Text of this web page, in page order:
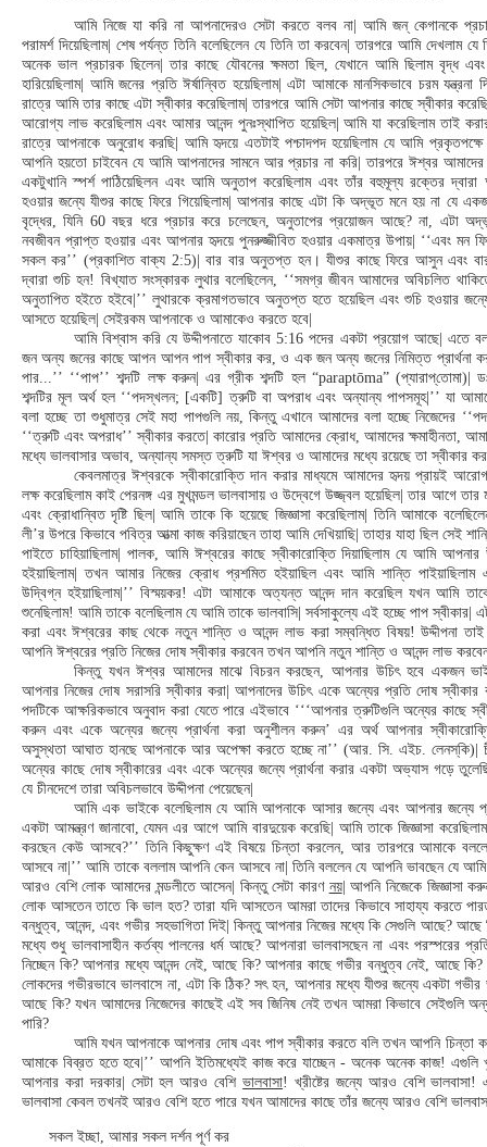
আমি নিজে যা করি না আপনাদেরও সেটা করতে বলব না| আমি জন্ কেগানকে
পরামর্শ দিয়েছিলাম| শেষ পর্যন্ত তিনি বলেছিলেন যে তিনি তা করবেন| তারপরে আমি দেখলাম
অনেক ভাল প্রচারক ছিলেন| তার কাছে যৌবনের ক্ষমতা ছিল, যেখানে আমি ছিলাম বৃদ্ধ
হারিয়েছিলাম| আমি জনের প্রতি ঈর্ষান্বিত হয়েছিলাম| এটা আমাকে মানসিকভাবে চরম যন্ত্রনা
রাত্রে আমি তার কাছে এটা স্বীকার করেছিলাম| তারপরে আমি সেটা আপনার কাছে স্বীকার
আরোগ্য লাভ করেছিলাম এবং আমার আনন্দ পুনঃস্থাপিত হয়েছিল| আমি যা করেছিলাম তাই
রাত্রে আপনাকে অনুরোধ করছি| আমি হৃদয়ে এতটাই পশ্চাদপদ হয়েছিলাম যে আমি প্রকৃতপক্ষে
আপনি হয়তো চাইবেন যে আমি আপনাদের সামনে আর প্রচার না করি| তারপরে ঈশ্বর আমাদের
একটুখানি স্পর্শ পাঠিয়েছিলন এবং আমি অনুতাপ করেছিলাম এবং তাঁর বহুমূল্য রক্তের
হওয়ার জন্যে যীশুর কাছে ফিরে গিয়েছিলাম| আপনার কাছে এটা কি অদ্ভূত মনে হয় না যে
বৃদ্ধের, যিনি 60 বছর ধরে প্রচার করে চলেছেন, অনুতাপের প্রয়োজন আছে? না, এটা
নবজীবন প্রাপ্ত হওয়ার এবং আপনার হৃদয়ে পুনরুজ্জীবিত হওয়ার একমাত্র উপায়| ‘‘এবং মন
সকল কর’’ (প্রকাশিত বাক্য 2:5)| বার বার অনুতপ্ত হন। যীশুর কাছে ফিরে আসুন এবং
দ্বারা শুচি হন! বিখ্যাত সংস্কারক লুথার বলেছিলেন, ‘‘সমগ্র জীবন আমাদের অবিচলিত
অনুতাপিত হইতে হইবে|’’ লুথারকে ক্রমাগতভাবে অনুতপ্ত হতে হয়েছিল এবং শুচি হওয়ার
আসতে হয়েছিল| সেইরকম আপনাকে ও আমাকেও করতে হবে|
আমি বিশ্বাস করি যে উদ্দীপনাতে যাকোব 5:16 পদের একটা প্রয়োগ আছে| এতে
জন অন্য জনের কাছে আপন আপন পাপ স্বীকার কর, ও এক জন অন্য জনের নিমিত্ত প্রার্থনা
পার...’’ ‘‘পাপ’’ শব্দটি লক্ষ করুন| এর গ্রীক শব্দটি হল “paraptōma” (প্যারাপ্‌তোমা)|
শব্দটির মূল অর্থ হল ‘‘পদস্খলন; [একটি] ত্রুটি বা অপরাধ এবং অন্যান্য পাপসমূহ|’’ যা
বলা হচ্ছে তা শুধুমাত্র সেই মহা পাপগুলি নয়, কিন্তু এখানে আমাদের বলা হচ্ছে নিজেদের
‘‘ত্রুটি এবং অপরাধ’’ স্বীকার করতে| কারোর প্রতি আমাদের ক্রোধ, আমাদের ক্ষমাহীনতা,
মধ্যে ভালবাসার অভাব, অন্যান্য সমস্ত ত্রুটি যা ঈশ্বর ও আমাদের মধ্যে রয়েছে তা স্বীকার
কেবলমাত্র ঈশ্বরকে স্বীকারোক্তি দান করার মাধ্যমে আমাদের হৃদয় প্রায়ই
লক্ষ করেছিলাম কাই পেরনঙ্গ এর মুখমন্ডল ভালবাসায় ও উদ্বেগে উজ্জ্বল হয়েছিল| তার আগে
এবং ক্রোধান্বিত দৃষ্টি ছিল| আমি তাকে কি হয়েছে জিজ্ঞাসা করেছিলাম| তিনি আমাকে
লী’র উপরে কিভাবে পবিত্র আত্মা কাজ করিয়াছেন তাহা আমি দেখিয়াছি| তাহার যাহা ছিল সেই
পাইতে চাহিয়াছিলাম| পালক, আমি ঈশ্বরের কাছে স্বীকারোক্তি দিয়াছিলাম যে আমি আপনার
হইয়াছিলাম| তখন আমার নিজের ক্রোধ প্রশমিত হইয়াছিল এবং আমি শান্তি পাইয়াছিলাম
উদ্বিগ্ন হইয়াছিলাম|’’ বিস্ময়কর! এটা আমাকে অত্যন্ত আনন্দ দান করেছিল যখন আমি
শুনেছিলাম! আমি তাকে বলেছিলাম যে আমি তাকে ভালবাসি| সর্বসাকুল্যে এই হচ্ছে পাপ স্বীকার|
করা এবং ঈশ্বরের কাছ থেকে নতুন শান্তি ও আনন্দ লাভ করা সম্বন্ধিত বিষয়! উদ্দীপনা
আপনি ঈশ্বরের প্রতি নিজের দোষ স্বীকার করবেন তখন আপনি নতুন শান্তি ও আনন্দ লাভ
কিন্তু যখন ঈশ্বর আমাদের মাঝে বিচরন করছেন, আপনার উচিৎ হবে একজন
আপনার নিজের দোষ সরাসরি স্বীকার করা| আপনাদের উচিৎ একে অন্যের প্রতি দোষ
পদটিকে আক্ষরিকভাবে অনুবাদ করা যেতে পারে এইভাবে ‘‘‘আপনার ত্রুটিগুলি অন্যের কাছে
করুন এবং একে অন্যের জন্যে প্রার্থনা করা অনুশীলন করুন’ এর অর্থ আপনার
অসুস্থতা আঘাত হানছে আপনাকে আর অপেক্ষা করতে হচ্ছে না’’ (আর. সি. এইচ. লেনস্‌কি)|
অন্যের কাছে দোষ স্বীকারের এবং একে অন্যের জন্যে প্রার্থনা করার একটা অভ্যাস গড়ে
যে চীনদেশে তারা অবিচলভাবে উদ্দীপনা পেয়েছেন|
আমি এক ভাইকে বলেছিলাম যে আমি আপনাকে আসার জন্যে এবং আপনার জন্যে
একটা আমন্ত্রণ জানাবো, যেমন এর আগে আমি বারদুয়েক করেছি| আমি তাকে জিজ্ঞাসা
করছেন কেউ আসবে?’’ তিনি কিছুক্ষণ এই বিষয়ে চিন্তা করলেন, আর তারপরে আমাকে
আসবে না|’’ আমি তাকে বললাম আপনি কেন আসবে না| তিনি বললেন যে আপনি ভাবছেন যে আমি
আরও বেশি লোক আমাদের মন্ডলীতে আসেন| কিন্তু সেটা কারণ নয়| আপনি নিজেকে জিজ্ঞাসা
লোক আসতেন তাতে কি ভাল হত? তারা যদি আসতেন আমরা তাদের কিভাবে সাহায্য করতে
বন্ধুত্ব, আনন্দ, এবং গভীর সহভাগিতা দিই| কিন্তু আপনার নিজের মধ্যে কি সেগুলি আছে?
মধ্যে শুধু ভালবাসাহীন কর্তব্য পালনের ধর্ম আছে? আপনারা ভালবাসছেন না এবং পরস্পরের
নিচ্ছেন কি? আপনার মধ্যে আনন্দ নেই, আছে কি? আপনার কাছে গভীর বন্ধুত্ব নেই, আছে
লোকদের গভীরভাবে ভালবাসে না, এটা কি ঠিক? সৎ হন, আপনার মধ্যে যীশুর জন্যে একটা
আছে কি? যখন আমাদের নিজেদের কাছেই এই সব জিনিষ নেই তখন আমরা কিভাবে সেইগুলি
পারি?
আমি যখন আপনাকে আপনার দোষ এবং পাপ স্বীকার করতে বলি তখন আপনি চিন্তা
আমাকে বিব্রত হতে হবে|’’ আপনি ইতিমধ্যেই কাজ করে যাচ্ছেন - অনেক অনেক কাজ! এগুলি
আপনার করা দরকার| সেটা হল আরও বেশিভালবাসা! খ্রীষ্টের জন্যে আরও বেশি
ভালবাসা কেবল তখনই আরও বেশি হতে পারে যখন আমাদের কাছে তাঁর জন্যে আরও বেশি
সকল ইচ্ছা, আমার সকল দর্শন পূর্ণ কর